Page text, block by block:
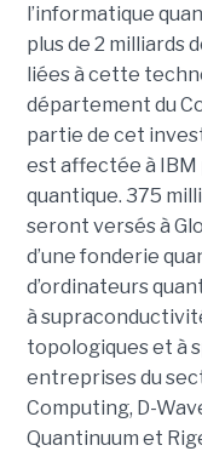
l’informatique
plus de 2 milliards
liées à cette
département du
partie de cet
est affectée à IBM
quantique. 375
seront versés à
d’une fonderie
d’ordinateurs
à
topologiques et à
entreprises du
Computing, D-
Quantinuum et